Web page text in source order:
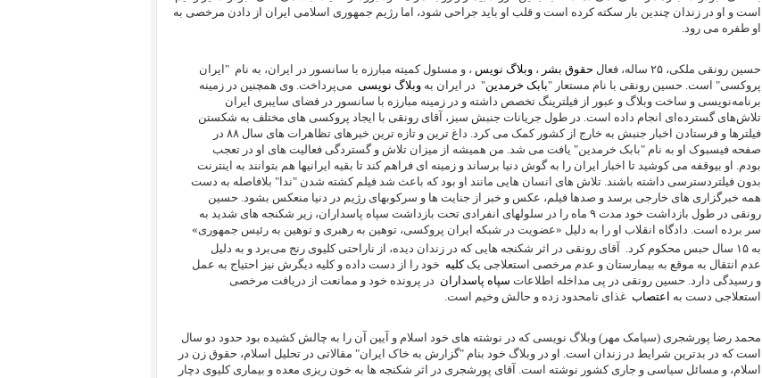
است و او در زندان چندین بار سکته کرده است و قلب او باید جراحی شود، اما رژیم جمهوری اسلامی ایران از دادن مرخصی به
او طفره می رود.
حسین رونقی ملکی، ۲۵ ساله، فعال حقوق بشر ، وبلاگ نویس ، و مسئول کمیته مبارزه با سانسور در ایران، به نام "ایران
پروکسی" است. حسین رونقی با نام مستعار "بابک خرمدین" در ایران به وبلاگ نویسی می‌پرداخت. وی همچنین در زمینه
برنامه‌نویسی و ساخت وبلاگ و عبور از فیلترینگ تخصص داشته و در زمینه مبارزه با سانسور در فضای سایبری ایران
تلاش‌های گسترده‌ای انجام داده است. در طول جریانات جنبش سبز، آقای رونقی با ایجاد پروکسی های مختلف به شکستن
فیلترها و فرستادن اخبار جنبش به خارج از کشور کمک می کرد. داغ ترین و تازه ترین خبرهای تظاهرات های سال ۸۸ در
صفحه فیسبوک او به نام "بابک خرمدین" یافت می شد. من همیشه از میزان تلاش و گستردگی فعالیت های او در تعجب
بودم. او بیوقفه می کوشید تا اخبار ایران را به گوش دنیا برساند و زمینه ای فراهم کند تا بقیه ایرانیها هم بتوانند به اینترنت
بدون فیلتردسترسی داشته باشند. تلاش های انسان هایی مانند او بود که باعث شد فیلم کشته شدن "ندا" بلافاصله به دست
همه خبرگزاری های خارجی برسد و صدها فیلم، عکس و خبر از جنایت ها و سرکوبهای رژیم در دنیا منعکس بشود. حسین
رونقی در طول بازداشت خود مدت ۹ ماه را در سلولهای انفرادی تحت بازداشت سپاه پاسداران، زیر شکنجه های شدید به
سر برده است. دادگاه انقلاب او را به دلیل «عضویت در شبکه ایران پروکسی،‌ توهین به رهبری و توهین به رئیس جمهوری»
به ۱۵ سال حبس محکوم کرد.
آقای رونقی در اثر شکنجه هایی که در زندان دیده، از ناراحتی کلیوی رنج می‌برد و به دلیل
عدم انتقال به موقع به بیمارستان و عدم مرخصی استعلاجی یککلیه خود را از دست داده و کلیه دیگرش نیز احتیاج به عمل
و رسیدگی دارد. حسین رونقی در پی مداخله اطلاعات سپاه پاسداران در پرونده خود و ممانعت از دریافت مرخصی
استعلاجی دست به اعتصاب غذای نامحدود زده و حالش وخیم است.
محمد رضا پورشجری (سیامک مهر) وبلاگ نویسی که در نوشته های خود اسلام و آیین آن را به چالش کشیده بود حدود دو سال
است که در بدترین شرایط در زندان است. او در وبلاگ خود بنام "گزارش به خاک ایران" مقالاتی در تحلیل اسلام، حقوق زن در
اسلام، و مسائل سیاسی و جاری کشور نوشته است. آقای پورشجری در اثر شکنجه ها به خون ریزی معده و بیماری کلیوی دچار